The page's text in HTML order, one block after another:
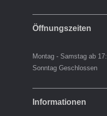
Öffnungszeiten
Montag - Samstag ab
Sonntag Geschlossen
Informationen